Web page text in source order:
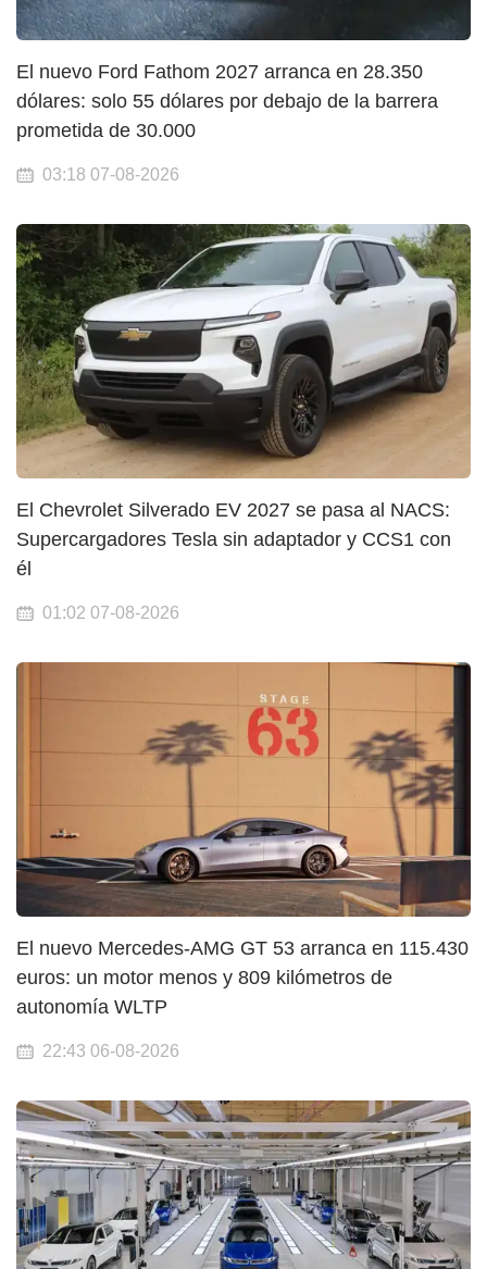
El nuevo Ford Fathom 2027 arranca en 28.350
dólares: solo 55 dólares por debajo de la barrera
prometida de 30.000
03:18 07-08-2026
El Chevrolet Silverado EV 2027 se pasa al NACS:
Supercargadores Tesla sin adaptador y CCS1 con
él
01:02 07-08-2026
El nuevo Mercedes-AMG GT 53 arranca en 115.430
euros: un motor menos y 809 kilómetros de
autonomía WLTP
22:43 06-08-2026